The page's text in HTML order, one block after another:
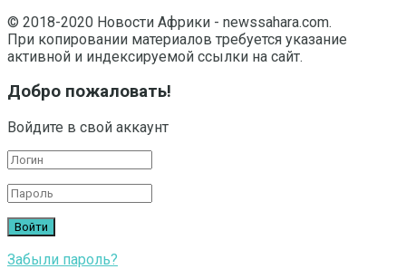
© 2018-2020 Новости Африки - newssahara.com.
При копировании материалов требуется указание
активной и индексируемой ссылки на сайт.
Добро пожаловать!
Войдите в свой аккаунт
Забыли пароль?